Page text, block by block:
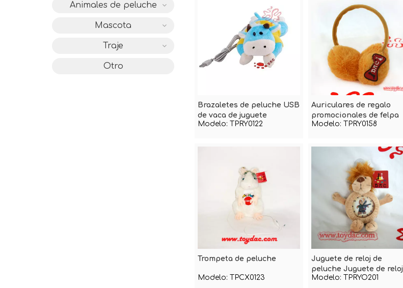
Animales de peluche
Mascota
Traje
Otro
Brazaletes de peluche USB
de vaca de juguete
Modelo: TPRY0122
Auriculares de regalo
promocionales de felpa
Modelo: TPRY0158
Trompeta de peluche
Modelo: TPCX0123
Juguete de reloj de
peluche Juguete de reloj
de león
Modelo: TPRYO201